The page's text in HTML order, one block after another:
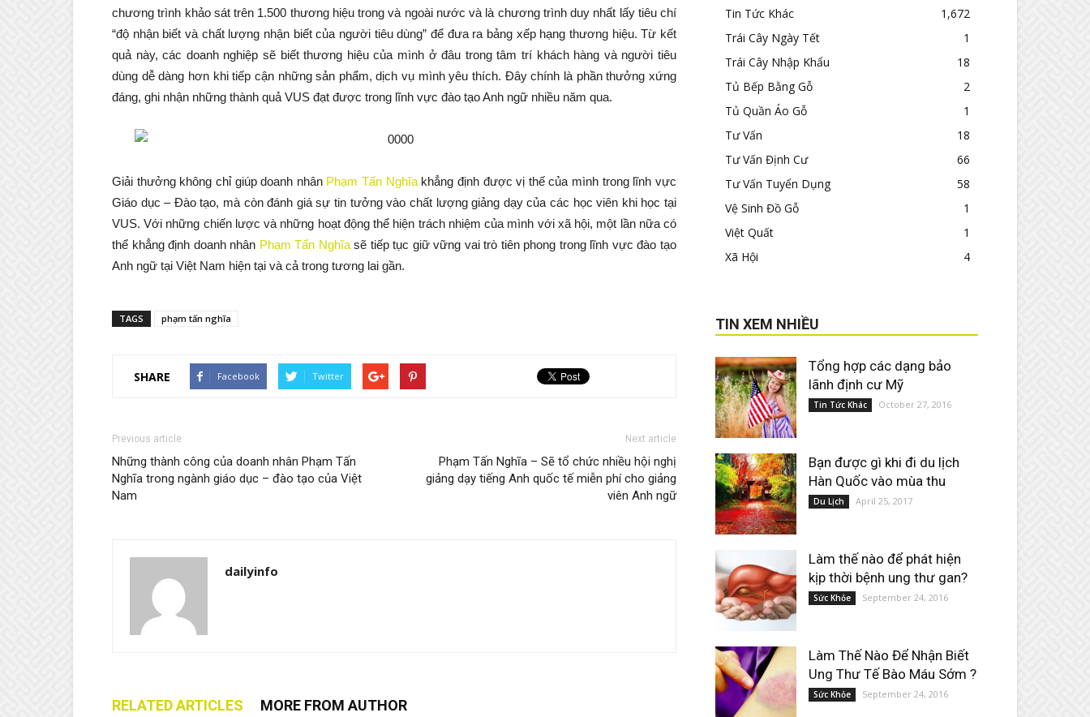
chương trình khảo sát trên 1.500 thương hiệu trong và ngoài nước và là chương trình duy nhất lấy tiêu chí
“độ nhận biết và chất lượng nhận biết của người tiêu dùng” để đưa ra bảng xếp hạng thương hiệu. Từ kết
quả này, các doanh nghiệp sẽ biết thương hiệu của mình ở đâu trong tâm trí khách hàng và người tiêu
dùng dễ dàng hơn khi tiếp cận những sản phẩm, dịch vụ mình yêu thích. Đây chính là phần thưởng xứng
đáng, ghi nhận những thành quả VUS đạt được trong lĩnh vực đào tạo Anh ngữ nhiều năm qua.
Giải thưởng không chỉ giúp doanh nhân Phạm Tấn Nghĩakhẳng định được vị thế của mình trong lĩnh vực
Giáo dục – Đào tạo, mà còn đánh giá sự tin tưởng vào chất lượng giảng dạy của các học viên khi học tại
VUS. Với những chiến lược và những hoạt động thể hiện trách nhiệm của mình với xã hội, một lần nữa có
thể khẳng định doanh nhân Phạm Tấn Nghĩasẽ tiếp tục giữ vững vai trò tiên phong trong lĩnh vực đào tạo
Anh ngữ tại Việt Nam hiện tại và cả trong tương lai gần.
TAGS phạm tấn nghĩa
SHARE Facebook Twitter
Previous article
Những thành công của doanh nhân Phạm Tấn
Nghĩa trong ngành giáo dục – đào tạo của Việt
Nam
Next article
Phạm Tấn Nghĩa – Sẽ tổ chức nhiều hội nghị
giảng dạy tiếng Anh quốc tế miễn phí cho giảng
viên Anh ngữ
dailyinfo
RELATED ARTICLES MORE FROM AUTHOR
Tin Tức Khác
1,672
Trái Cây Ngày Tết
1
Trái Cây Nhập Khẩu
18
Tủ Bếp Bằng Gỗ
2
Tủ Quần Áo Gỗ
1
Tư Vấn
18
Tư Vấn Định Cư
66
Tư Vấn Tuyển Dụng
58
Vệ Sinh Đồ Gỗ
1
Việt Quất
1
Xã Hội
4
TIN XEM NHIỀU
Tổng hợp các dạng bảo
lãnh định cư Mỹ
Tin Tức Khác October 27, 2016
Bạn được gì khi đi du lịch
Hàn Quốc vào mùa thu
Du Lịch April 25, 2017
Làm thế nào để phát hiện
kịp thời bệnh ung thư gan?
Sức Khỏe September 24, 2016
Làm Thế Nào Để Nhận Biết
Ung Thư Tế Bào Máu Sớm ?
Sức Khỏe September 24, 2016